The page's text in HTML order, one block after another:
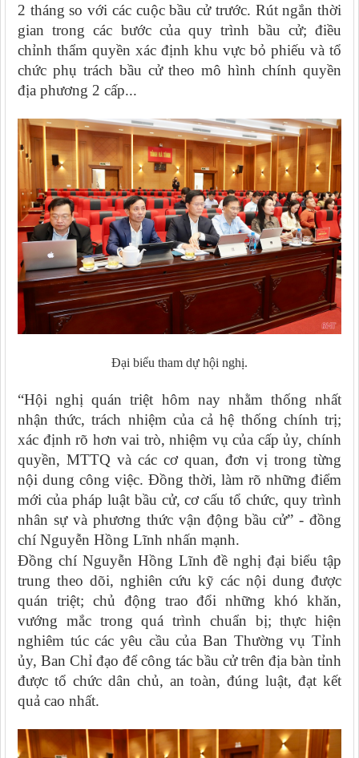
2 tháng so với các cuộc bầu cử trước. Rút ngắn thời
gian trong các bước của quy trình bầu cử; điều
chỉnh thẩm quyền xác định khu vực bỏ phiếu và tổ
chức phụ trách bầu cử theo mô hình chính quyền
địa phương 2 cấp...
Đại biểu tham dự hội nghị.
“Hội nghị quán triệt hôm nay nhằm thống nhất
nhận thức, trách nhiệm của cả hệ thống chính trị;
xác định rõ hơn vai trò, nhiệm vụ của cấp ủy, chính
quyền, MTTQ và các cơ quan, đơn vị trong từng
nội dung công việc. Đồng thời, làm rõ những điểm
mới của pháp luật bầu cử, cơ cấu tổ chức, quy trình
nhân sự và phương thức vận động bầu cử” - đồng
chí Nguyễn Hồng Lĩnh nhấn mạnh.
Đồng chí Nguyễn Hồng Lĩnh đề nghị đại biểu tập
trung theo dõi, nghiên cứu kỹ các nội dung được
quán triệt; chủ động trao đổi những khó khăn,
vướng mắc trong quá trình chuẩn bị; thực hiện
nghiêm túc các yêu cầu của Ban Thường vụ Tỉnh
ủy, Ban Chỉ đạo để công tác bầu cử trên địa bàn tỉnh
được tổ chức dân chủ, an toàn, đúng luật, đạt kết
quả cao nhất.